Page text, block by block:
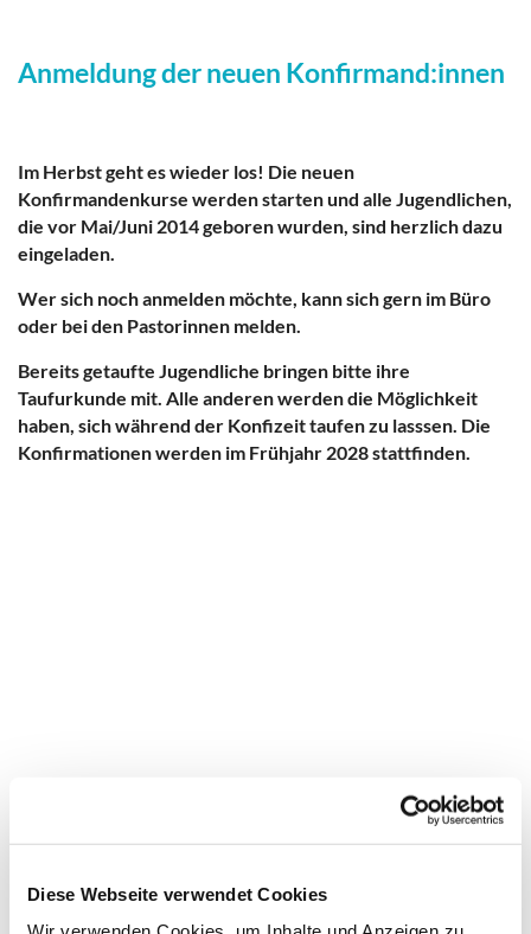
Diese Webseite verwendet Cookies
Anmeldung der neuen Konfirmand:innen
Im Herbst geht es wieder los! Die neuen
Konfirmandenkurse werden starten und alle Jugendlichen,
die vor Mai/Juni 2014 geboren wurden, sind herzlich dazu
eingeladen.
Wer sich noch anmelden möchte, kann sich gern im Büro
oder bei den Pastorinnen melden.
Bereits getaufte Jugendliche bringen bitte ihre
Taufurkunde mit. Alle anderen werden die Möglichkeit
haben, sich während der Konfizeit taufen zu lasssen. Die
Konfirmationen werden im Frühjahr 2028 stattfinden.